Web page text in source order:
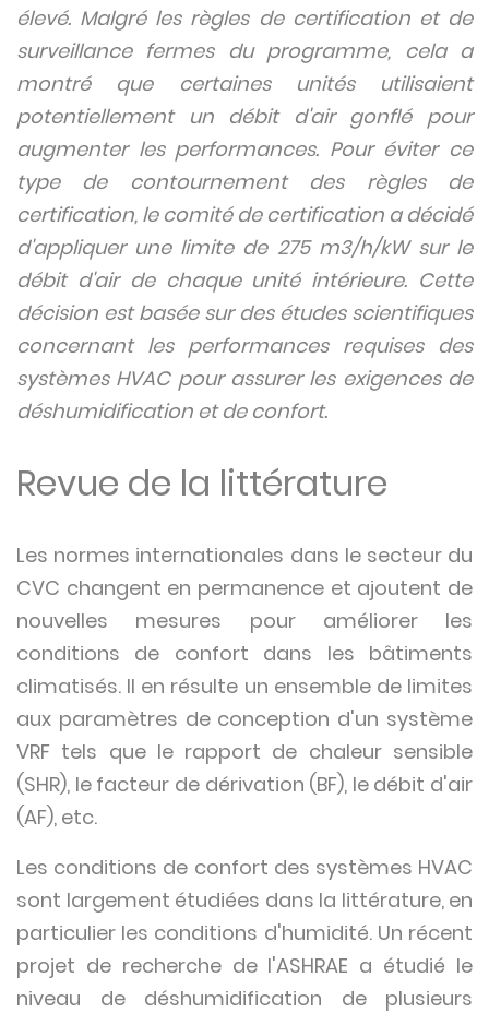
élevé. Malgré les règles de certification et de
surveillance fermes du programme, cela a
montré que certaines unités utilisaient
potentiellement un débit d'air gonflé pour
augmenter les performances. Pour éviter ce
type de contournement des règles de
certification, le comité de certification a décidé
d'appliquer une limite de 275 m3/h/kW sur le
débit d'air de chaque unité intérieure. Cette
décision est basée sur des études scientifiques
concernant les performances requises des
systèmes HVAC pour assurer les exigences de
déshumidification et de confort.
Revue de la littérature
Les normes internationales dans le secteur du
CVC changent en permanence et ajoutent de
nouvelles mesures pour améliorer les
conditions de confort dans les bâtiments
climatisés. Il en résulte un ensemble de limites
aux paramètres de conception d'un système
VRF tels que le rapport de chaleur sensible
(SHR), le facteur de dérivation (BF), le débit d'air
(AF), etc.
Les conditions de confort des systèmes HVAC
sont largement étudiées dans la littérature, en
particulier les conditions d'humidité. Un récent
projet de recherche de l'ASHRAE a étudié le
niveau de déshumidification de plusieurs